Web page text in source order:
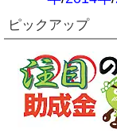
ピックアップ